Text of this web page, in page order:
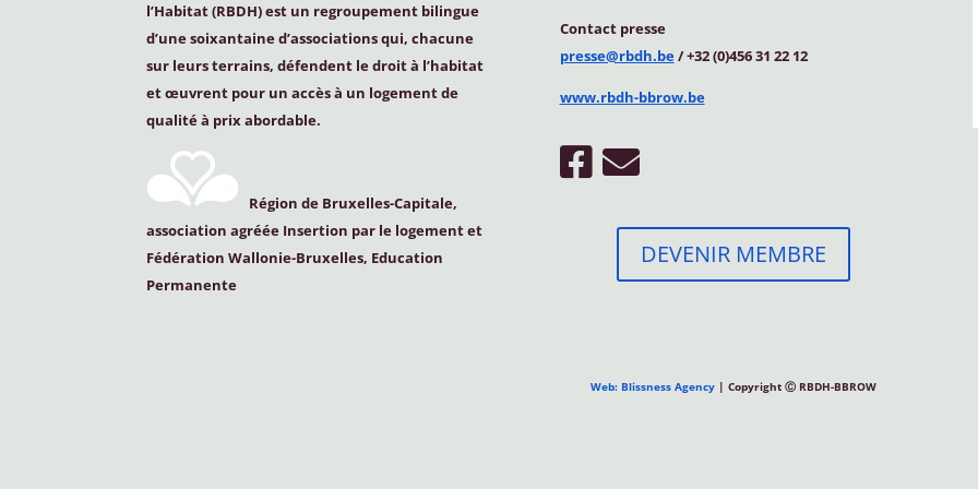
l’Habitat (RBDH) est un regroupement bilingue
d’une soixantaine d’associations qui, chacune
sur leurs terrains, défendent le droit à l’habitat
et œuvrent pour un accès à un logement de
qualité à prix abordable.
Région de Bruxelles-Capitale,
association agréée Insertion par le logement et
Fédération Wallonie-Bruxelles, Education
Permanente
Contact presse
presse@rbdh.be/ +32 (0)456 31 22 12
www.rbdh-bbrow.be
DEVENIR MEMBRE
Web: Blissness Agency | Copyright Ⓒ RBDH-BBROW